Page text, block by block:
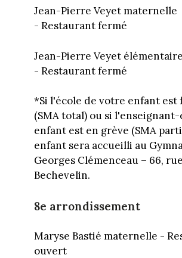
Jean-Pierre Veyet maternelle
- Restaurant fermé
Jean-Pierre Veyet élémentaire
- Restaurant fermé
*Si l'école de votre enfant est
(SMA total) ou si
enfant est en grève (SMA
enfant sera accueilli au
Georges Clémenceau – 66, rue
Bechevelin.
8e arrondissement
Maryse Bastié maternelle -
ouvert